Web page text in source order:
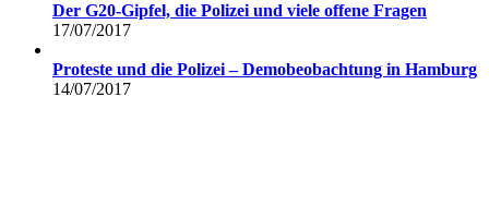
Der G20-Gipfel, die Polizei und viele offene Fragen
17/07/2017
Proteste und die Polizei – Demobeobachtung in Hamburg
14/07/2017